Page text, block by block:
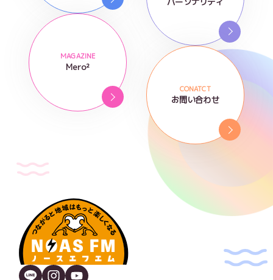
MAGAZINE
Mero²
CONATCT
お問い合わせ